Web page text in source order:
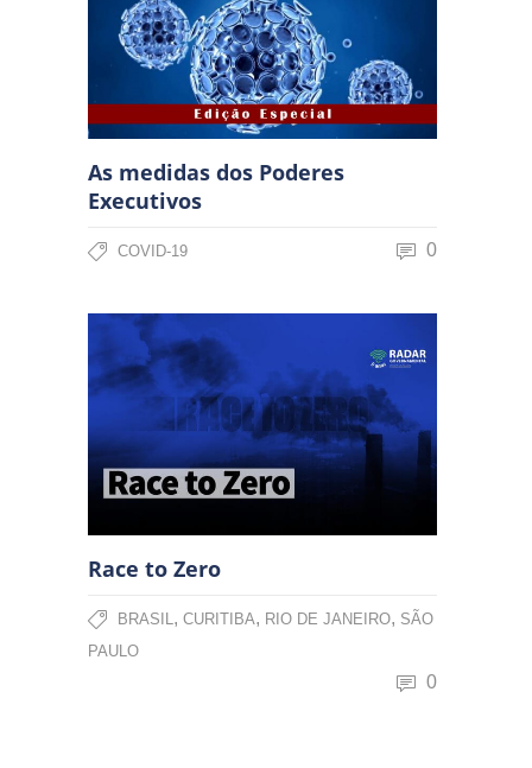
As medidas dos Poderes
Executivos
COVID-19 0
Race to Zero
BRASIL, CURITIBA, RIO DE JANEIRO, SÃO
PAULO
0